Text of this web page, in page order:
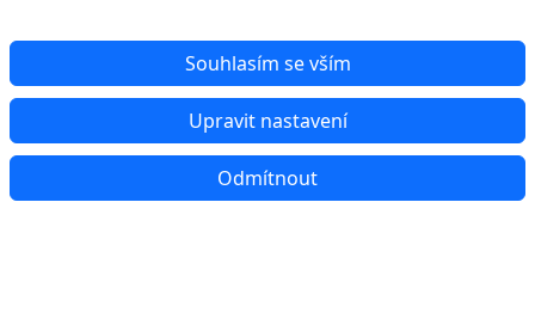
Souhlasím se vším
Upravit nastavení
Odmítnout